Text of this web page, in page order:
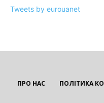
Tweets by eurouanet
ПРО НАС ПОЛІТИКА